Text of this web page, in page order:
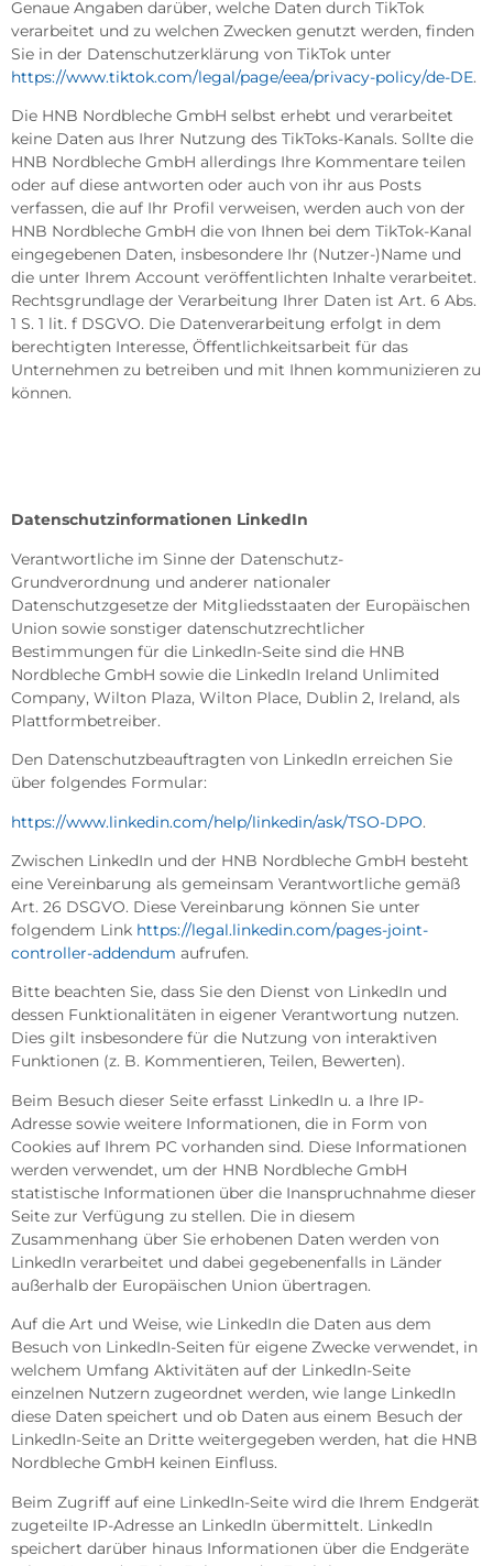
Genaue Angaben darüber, welche Daten durch TikTok
verarbeitet und zu welchen Zwecken genutzt werden, finden
Sie in der Datenschutzerklärung von TikTok unter
https://www.tiktok.com/legal/page/eea/privacy-policy/de-DE.
Die HNB Nordbleche GmbH selbst erhebt und verarbeitet
keine Daten aus Ihrer Nutzung des TikToks-Kanals. Sollte die
HNB Nordbleche GmbH allerdings Ihre Kommentare teilen
oder auf diese antworten oder auch von ihr aus Posts
verfassen, die auf Ihr Profil verweisen, werden auch von der
HNB Nordbleche GmbH die von Ihnen bei dem TikTok-Kanal
eingegebenen Daten, insbesondere Ihr (Nutzer-)Name und
die unter Ihrem Account veröffentlichten Inhalte verarbeitet.
Rechtsgrundlage der Verarbeitung Ihrer Daten ist Art. 6 Abs.
1 S. 1 lit. f DSGVO. Die Datenverarbeitung erfolgt in dem
berechtigten Interesse, Öffentlichkeitsarbeit für das
Unternehmen zu betreiben und mit Ihnen kommunizieren zu
können.
Datenschutzinformationen LinkedIn
Verantwortliche im Sinne der Datenschutz-
Grundverordnung und anderer nationaler
Datenschutzgesetze der Mitgliedsstaaten der Europäischen
Union sowie sonstiger datenschutzrechtlicher
Bestimmungen für die LinkedIn-Seite sind die HNB
Nordbleche GmbH sowie die LinkedIn Ireland Unlimited
Company, Wilton Plaza, Wilton Place, Dublin 2, Ireland, als
Plattformbetreiber.
Den Datenschutzbeauftragten von LinkedIn erreichen Sie
über folgendes Formular:
https://www.linkedin.com/help/linkedin/ask/TSO-DPO.
Zwischen LinkedIn und der HNB Nordbleche GmbH besteht
eine Vereinbarung als gemeinsam Verantwortliche gemäß
Art. 26 DSGVO. Diese Vereinbarung können Sie unter
folgendem Link https://legal.linkedin.com/pages-joint-
controller-addendum aufrufen.
Bitte beachten Sie, dass Sie den Dienst von LinkedIn und
dessen Funktionalitäten in eigener Verantwortung nutzen.
Dies gilt insbesondere für die Nutzung von interaktiven
Funktionen (z. B. Kommentieren, Teilen, Bewerten).
Beim Besuch dieser Seite erfasst LinkedIn u. a Ihre IP-
Adresse sowie weitere Informationen, die in Form von
Cookies auf Ihrem PC vorhanden sind. Diese Informationen
werden verwendet, um der HNB Nordbleche GmbH
statistische Informationen über die Inanspruchnahme dieser
Seite zur Verfügung zu stellen. Die in diesem
Zusammenhang über Sie erhobenen Daten werden von
LinkedIn verarbeitet und dabei gegebenenfalls in Länder
außerhalb der Europäischen Union übertragen.
Auf die Art und Weise, wie LinkedIn die Daten aus dem
Besuch von LinkedIn-Seiten für eigene Zwecke verwendet, in
welchem Umfang Aktivitäten auf der LinkedIn-Seite
einzelnen Nutzern zugeordnet werden, wie lange LinkedIn
diese Daten speichert und ob Daten aus einem Besuch der
LinkedIn-Seite an Dritte weitergegeben werden, hat die HNB
Nordbleche GmbH keinen Einfluss.
Beim Zugriff auf eine LinkedIn-Seite wird die Ihrem Endgerät
zugeteilte IP-Adresse an LinkedIn übermittelt. LinkedIn
speichert darüber hinaus Informationen über die Endgeräte